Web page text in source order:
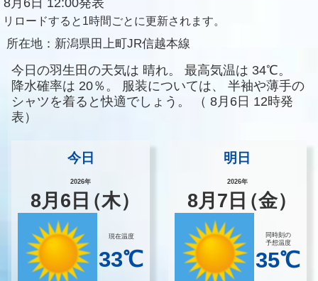
8月6日 12:00発表
リロードすると1時間ごとに更新されます。
所在地： 新潟県田上町JR信越本線
今日の羽生田の天気は 晴れ。 最高気温は 34℃。
降水確率は 20％。 服装については、
半袖や薄手の
シャツを着ると快適でしょう。
（ 8月6日 12時発
表）
今日
2026年
8月 6 日（木）
現在温度
33℃
明日
2026年
8月 7 日（金）
同時刻の
予想温度
35℃